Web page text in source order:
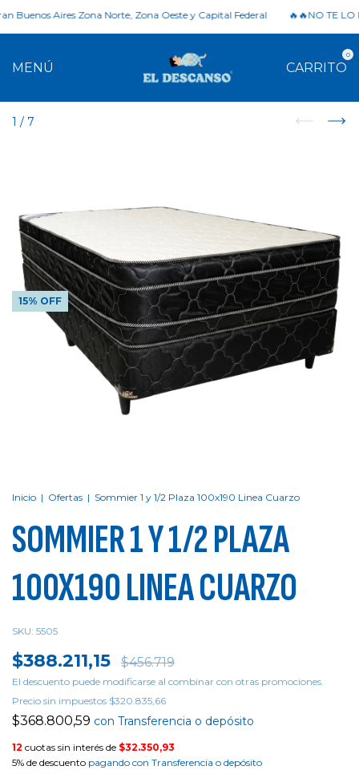
Aires Zona Norte, Zona Oeste y Capital Federal 🔥🔥NO TE LO
MENÚ CARRITO
0
1 / 7
15% OFF
Inicio | Ofertas | Sommier 1 y 1/2 Plaza 100x190 Linea Cuarzo
SOMMIER 1 Y 1/2 PLAZA
100X190 LINEA CUARZO
SKU: 5505
$388.211,15 $456.719
El descuento puede modificarse al combinar con otras promociones.
Precio sin impuestos $320.835,66
$368.800,59 con Transferencia o depósito
12 cuotas sin interés de $32.350,93
5% de descuento pagando con Transferencia o depósito